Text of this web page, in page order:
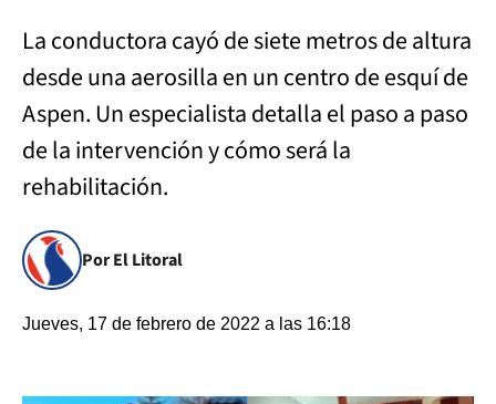
La conductora cayó de siete metros de altura
desde una aerosilla en un centro de esquí de
Aspen. Un especialista detalla el paso a paso
de la intervención y cómo será la
rehabilitación.
Por El Litoral
Jueves, 17 de febrero de 2022 a las 16:18